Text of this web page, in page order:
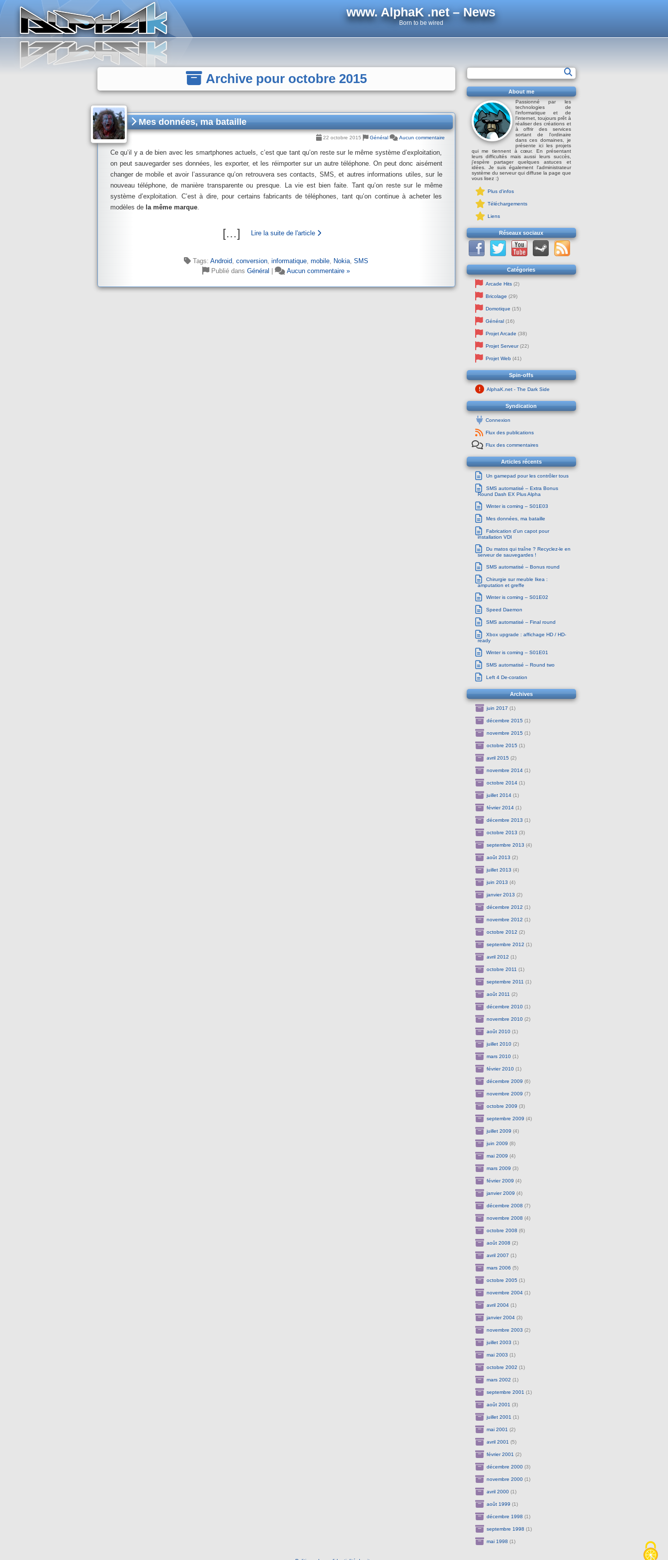
www. AlphaK .net – News
Born to be wired
Archive pour octobre 2015
Mes données, ma bataille
22 octobre 2015 Général Aucun commentaire
Ce qu’il y a de bien avec les smartphones actuels, c’est que tant qu’on reste sur le même système d’exploitation,
on peut sauvegarder ses données, les exporter, et les réimporter sur un autre téléphone. On peut donc aisément
changer de mobile et avoir l’assurance qu’on retrouvera ses contacts, SMS, et autres informations utiles, sur le
nouveau téléphone, de manière transparente ou presque. La vie est bien faite. Tant qu’on reste sur le même
système d’exploitation. C’est à dire, pour certains fabricants de téléphones, tant qu’on continue à acheter les
modèles de la même marque.
[…] Lire la suite de l'article
Tags: Android, conversion, informatique, mobile, Nokia, SMS
Publié dans Général Aucun commentaire »
About me
Passionné par les
technologies de
l'informatique et de
l'internet, toujours prêt à
réaliser des créations et
à offrir des services
sortant de l'ordinaire
dans ces domaines, je
présente ici les projets
qui me tiennent à cœur. En présentant
leurs difficultés mais aussi leurs succès,
j'espère partager quelques astuces et
idées. Je suis également l'administrateur
système du serveur qui diffuse la page que
vous lisez :)
Plus d'infos
Téléchargements
Liens
Réseaux sociaux
Catégories
Arcade Hits(2)
Bricolage (29)
Domotique (15)
Général(16)
Projet Arcade (38)
Projet Serveur(22)
Projet Web(41)
Spin-offs
AlphaK.net - The Dark Side
Syndication
Connexion
Flux des publications
Flux des commentaires
Articles récents
Un gamepad pour les contrôler tous
SMS automatisé – Extra Bonus
Round Dash EX Plus Alpha
Winter is coming – S01E03
Mes données, ma bataille
Fabrication d’un capot pour
installation VDI
Du matos qui traîne ? Recyclez-le en
serveur de sauvegardes !
SMS automatisé – Bonus round
Chirurgie sur meuble Ikea :
amputation et greffe
Winter is coming – S01E02
Speed Daemon
SMS automatisé – Final round
Xbox upgrade : affichage HD / HD-
ready
Winter is coming – S01E01
SMS automatisé – Round two
Left 4 De-coration
Archives
juin 2017 (1)
décembre 2015 (1)
novembre 2015 (1)
octobre 2015 (1)
avril 2015 (2)
novembre 2014(1)
octobre 2014(1)
juillet 2014(1)
février 2014(1)
décembre 2013 (1)
octobre 2013 (3)
septembre 2013 (4)
août 2013 (2)
juillet 2013 (4)
juin 2013 (4)
janvier 2013 (2)
décembre 2012 (1)
novembre 2012 (1)
octobre 2012 (2)
septembre 2012 (1)
avril 2012 (1)
octobre 2011 (1)
septembre 2011 (1)
août 2011 (2)
décembre 2010(1)
novembre 2010(2)
août 2010(1)
juillet 2010(2)
mars 2010(1)
février 2010(1)
décembre 2009 (6)
novembre 2009 (7)
octobre 2009 (3)
septembre 2009 (4)
juillet 2009 (4)
juin 2009 (8)
mai 2009 (4)
mars 2009 (3)
février 2009 (4)
janvier 2009 (4)
décembre 2008 (7)
novembre 2008 (4)
octobre 2008 (6)
août 2008 (2)
avril 2007 (1)
mars 2006 (5)
octobre 2005 (1)
novembre 2004(1)
avril 2004(1)
janvier 2004(3)
novembre 2003 (2)
juillet 2003 (1)
mai 2003 (1)
octobre 2002 (1)
mars 2002 (1)
septembre 2001 (1)
août 2001 (3)
juillet 2001 (1)
mai 2001 (2)
avril 2001 (5)
février 2001 (2)
décembre 2000(3)
novembre 2000(1)
avril 2000(1)
août 1999 (1)
décembre 1998 (1)
septembre 1998 (1)
mai 1998 (1)